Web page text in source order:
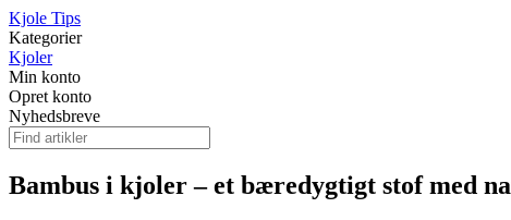
Kjole Tips
Kategorier
Kjoler
Min konto
Opret konto
Nyhedsbreve
Bambus i kjoler – et bæredygtigt stof med